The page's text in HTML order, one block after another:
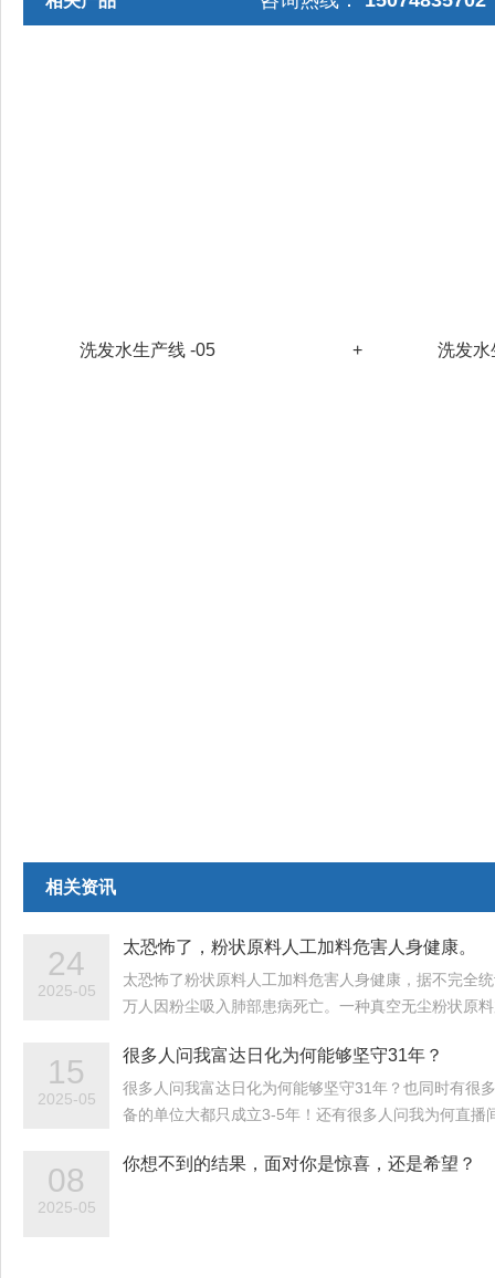
洗发水生产线 -05 洗发水生
相关资讯
24
2025-05
太恐怖了，粉状原料人工加料危害人身健康。
太恐怖了粉状原料人工加料危害人身健康，据不完全
万人因粉尘吸入肺部患病死亡。一种真空无尘粉状原
15
2025-05
很多人问我富达日化为何能够坚守31年？
很多人问我富达日化为何能够坚守31年？也同时有很
备的单位大都只成立3-5年！还有很多人问我为何直
08
2025-05
你想不到的结果，面对你是惊喜，还是希望？